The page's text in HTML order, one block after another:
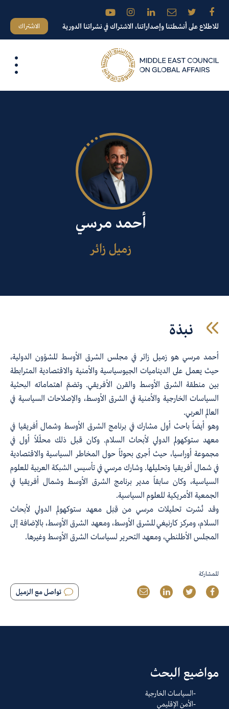
للاطلاع على أنشطتنا وإصداراتنا، الاشتراك في نشراتنا الدورية الاشتراك
أحمد مرسي
زميل زائر
نبذة
أحمد مرسي هو زميل زائر في مجلس الشرق الأوسط للشؤون الدولية،
حيث يعمل على الديناميات الجيوسياسية والأمنية والاقتصادية المترابطة
بين منطقة الشرق الأوسط والقرن الأفريقي. وتضمّ اهتماماته البحثية
السياسات الخارجية والأمنية في الشرق الأوسط، والإصلاحات السياسية في
العالم العربي.
وهو أيضاً باحث أول مشارك في برنامج الشرق الأوسط وشمال أفريقيا في
معهد ستوكهولم الدولي لأبحاث السلام. وكان قبل ذلك محلّلاً أول في
مجموعة أوراسيا، حيث أجرى بحوثاً حول المخاطر السياسية والاقتصادية
في شمال أفريقيا وتحليلها. وشارك مرسي في تأسيس الشبكة العربية للعلوم
السياسية، وكان سابقاً مدير برنامج الشرق الأوسط وشمال أفريقيا في
الجمعية الأمريكية للعلوم السياسية.
وقد نُشرت تحليلات مرسي من قِبَل معهد ستوكهولم الدولي لأبحاث
السلام، ومركز كارنيغي للشرق الأوسط، ومعهد الشرق الأوسط، بالإضافة إلى
المجلس الأطلنطي، ومعهد التحرير لسياسات الشرق الأوسط وغيرها.
للمشاركة
تواصل مع الزميل
مواضيع البحث
السياسات الخارجية
الأمن الإقليمي